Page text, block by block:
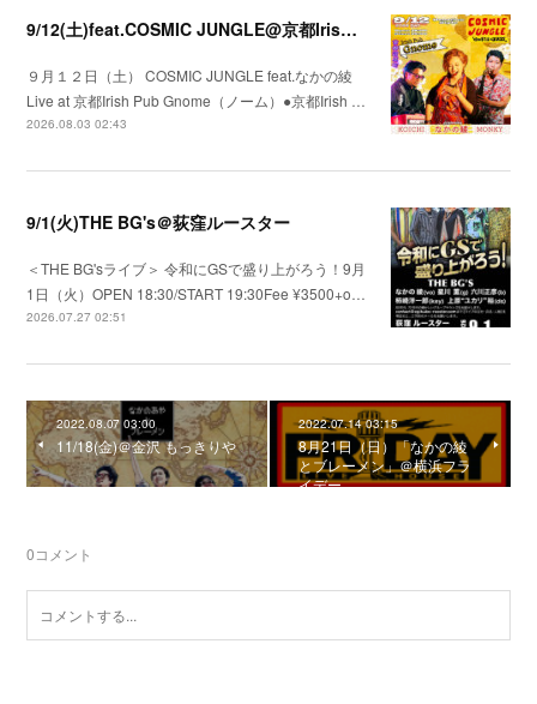
9/12(土)feat.COSMIC JUNGLE@京都Irish Pub Gnome（ノーム）
９月１２日（土） COSMIC JUNGLE feat.なかの綾
Live at 京都Irish Pub Gnome（ノーム）●京都Irish …
2026.08.03 02:43
9/1(火)THE BG's＠荻窪ルースター
＜THE BG'sライブ＞ 令和にGSで盛り上がろう！9月
1日（火）OPEN 18:30/START 19:30Fee ¥3500+o…
2026.07.27 02:51
2022.08.07 03:00
11/18(金)＠金沢 もっきりや
2022.07.14 03:15
8月21日（日）「なかの綾
とブレーメン」＠横浜フラ
イデー
0コメント